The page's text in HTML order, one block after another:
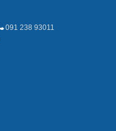
091 238 93011